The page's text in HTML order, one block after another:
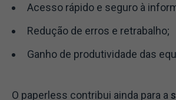
Acesso rápido e seguro à
Redução de erros e retrabalho;
Ganho de produtividade das
O paperless contribui ainda para a